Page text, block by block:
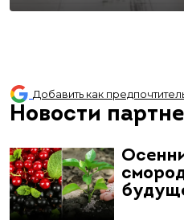
Добавить как
Новости